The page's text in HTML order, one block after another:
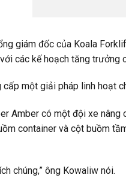
giám đốc của Koala
các kế hoạch tăng trưởng
cấp một giải pháp linh hoạt
Amber có một đội xe
container và cột buồm
chúng,” ông Kowaliw nói.